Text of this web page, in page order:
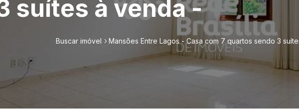
suítes à venda -
Buscar imóvel Mansões Entre Lagos - Casa com 7 quartos sendo 3